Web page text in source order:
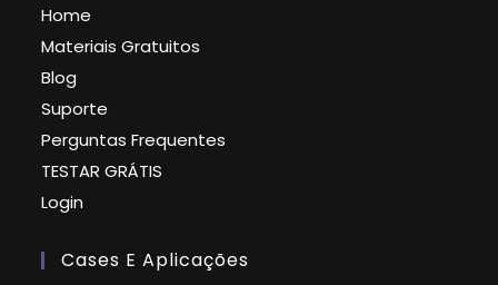
Home
Materiais Gratuitos
Blog
Suporte
Perguntas Frequentes
TESTAR GRÁTIS
Login
Cases E Aplicações